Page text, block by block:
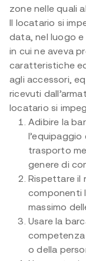
zone nelle quali
Il locatario si
data, nel luogo
in cui ne aveva
caratteristiche
agli accessori,
ricevuti
locatario si
Adibire la
trasporto
genere di
Rispettare il
componenti
massimo
Usare la
o della